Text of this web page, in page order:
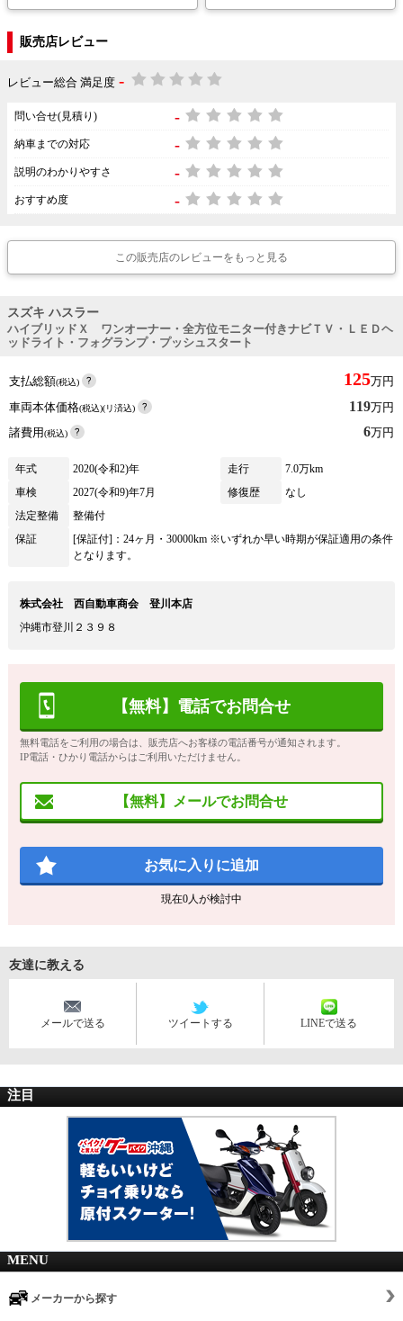
販売店レビュー
レビュー総合 満足度 -
問い合せ(見積り) -
納車までの対応 -
説明のわかりやすさ -
おすすめ度 -
この販売店のレビューをもっと見る
スズキ ハスラー
ハイブリッドＸ ワンオーナー・全方位モニター付きナビＴＶ・ＬＥＤヘ
ッドライト・フォグランプ・プッシュスタート
支払総額(税込) 125万円
車両本体価格(税込)(リ済込) 119万円
諸費用(税込) 6万円
年式 2020(令和2)年 走行
7.0万km
車検
2027(令和9)年7月 修復歴
なし
法定整備
整備付
保証
[保証付]：24ヶ月・30000km ※いずれか早い時期が保証適用の条件
となります。
株式会社 西自動車商会 登川本店
沖縄市登川２３９８
【無料】電話でお問合せ
無料電話をご利用の場合は、販売店へお客様の電話番号が通知されます。
IP電話・ひかり電話からはご利用いただけません。
【無料】メールでお問合せ
お気に入りに追加
現在0人が検討中
友達に教える
メールで送る ツイートする LINEで送る
注目
MENU
メーカーから探す